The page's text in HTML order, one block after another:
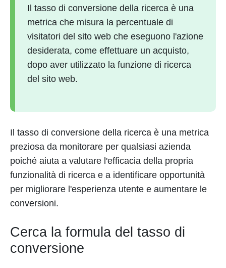
Il tasso di conversione della ricerca è una
metrica che misura la percentuale di
visitatori del sito web che eseguono l'azione
desiderata, come effettuare un acquisto,
dopo aver utilizzato la funzione di ricerca
del sito web.
Il tasso di conversione della ricerca è una metrica
preziosa da monitorare per qualsiasi azienda
poiché aiuta a valutare l'efficacia della propria
funzionalità di ricerca e a identificare opportunità
per migliorare l'esperienza utente e aumentare le
conversioni.
Cerca la formula del tasso di
conversione